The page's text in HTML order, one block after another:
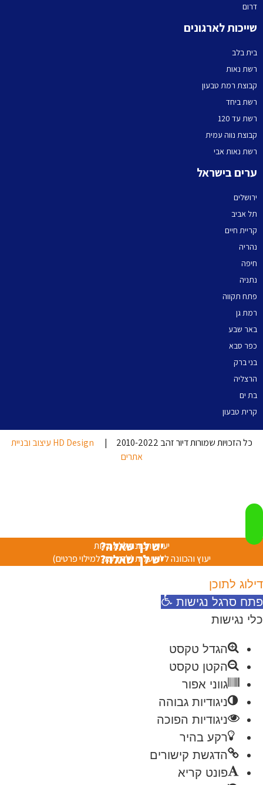
דרום
שייכות לארגונים
בית בלב
רשת נאות
קבוצת רמת טבעון
רשת ביחד
רשת עד 120
קבוצת נווה עמית
רשת נאות אבי
ערים בישראל
ירושלים
תל אביב
קריית חיים
נהריה
חיפה
נתניה
פתח תקווה
רמת גן
באר שבע
כפר סבא
בני ברק
הרצליה
בת ים
קרית טבעון
כל הזכויות שמורות דיור זהב 2010-2022 |
HD Design עיצוב ובניית
אתרים
יש לך שאלה?
יעוץ והכוונה ללא עלות
יש לך שאלה?
יעוץ והכוונה ללא עלות (לחץ כאן למילוי פרטים)
דילוג לתוכן
פתח סרגל נגישות
כלי נגישות
הגדל טקסט
הקטן טקסט
גווני אפור
ניגודיות גבוהה
ניגודיות הפוכה
רקע בהיר
הדגשת קישורים
פונט קריא